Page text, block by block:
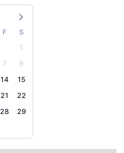
F
S
1
7
8
14
15
21
22
28
29